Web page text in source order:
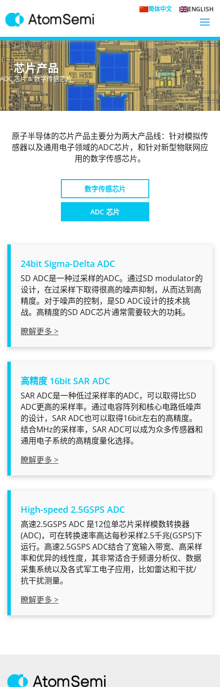
简体中文 ENGLISH
芯片产品
ADC 芯片 & 数字传感芯片
原子半导体的芯片产品主要分为两大产品线：针对模拟传
感器以及通用电子领域的ADC芯片，和针对新型物联网应
用的数字传感芯片。
数字传感芯片
ADC 芯片
24bit Sigma-Delta ADC
SD ADC是一种过采样的ADC。通过SD modulator的
设计，在过采样下取得很高的噪声抑制，从而达到高
精度。对于噪声的控制，是SD ADC设计的技术挑
战。高精度的SD ADC芯片通常需要较大的功耗。
瞭解更多 >
高精度 16bit SAR ADC
SAR ADC是一种低过采样率的ADC，可以取得比SD
ADC更高的采样率。通过电容阵列和核心电路低噪声
的设计，SAR ADC也可以取得16bit左右的高精度。
结合MHz的采样率，SAR ADC可以成为众多传感器和
通用电子系统的高精度量化选择。
瞭解更多 >
High-speed 2.5GSPS ADC
高速2.5GSPS ADC 是12位单芯片采样模数转换器
(ADC)，可在转换速率高达每秒采样2.5千兆(GSPS)下
运行。高速2.5GSPS ADC结合了宽输入带宽、高采样
率和优异的线性度，其非常适合于频谱分析仪、数据
采集系统以及各式军工电子应用，比如雷达和干扰/
抗干扰测量。
瞭解更多 >